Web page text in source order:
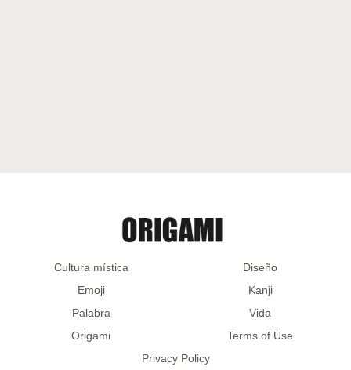
Cultura mística
Diseño
Emoji
Kanji
Palabra
Vida
Origami
Terms of Use
Privacy Policy